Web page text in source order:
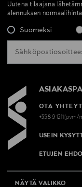
Uutena tilaajana
alennuksen
Suomeksi
OTA
+358 9 1211(pvm/
USEIN
ETUJEN
NÄYTÄ VALIKKO